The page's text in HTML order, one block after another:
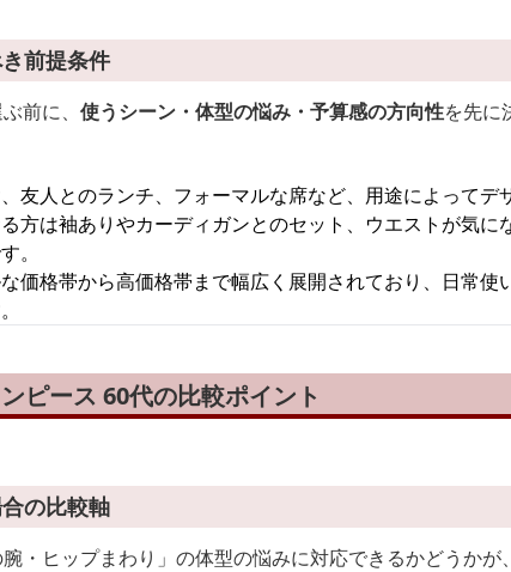
前提条件
前に、 使うシーン・体型の悩み・予算感の方向性を先に
友人とのランチ、フォーマルな席など、用途によってデ
方は袖ありやカーディガンとのセット、ウエストが気に
。
な価格帯から高価格帯まで幅広く展開されており、日常使
ピース 60代の比較ポイント
の比較軸
・ヒップまわり」の体型の悩みに対応できるかどうか